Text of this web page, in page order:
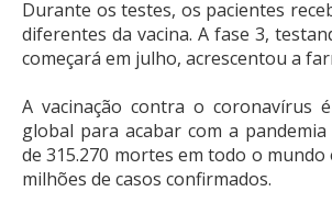
Durante os testes, os pacientes
diferentes da vacina. A fase 3,
começará em julho, acrescentou a
A vacinação contra o coronavírus
global para acabar com a
de 315.270 mortes em todo o mundo
milhões de casos confirmados.